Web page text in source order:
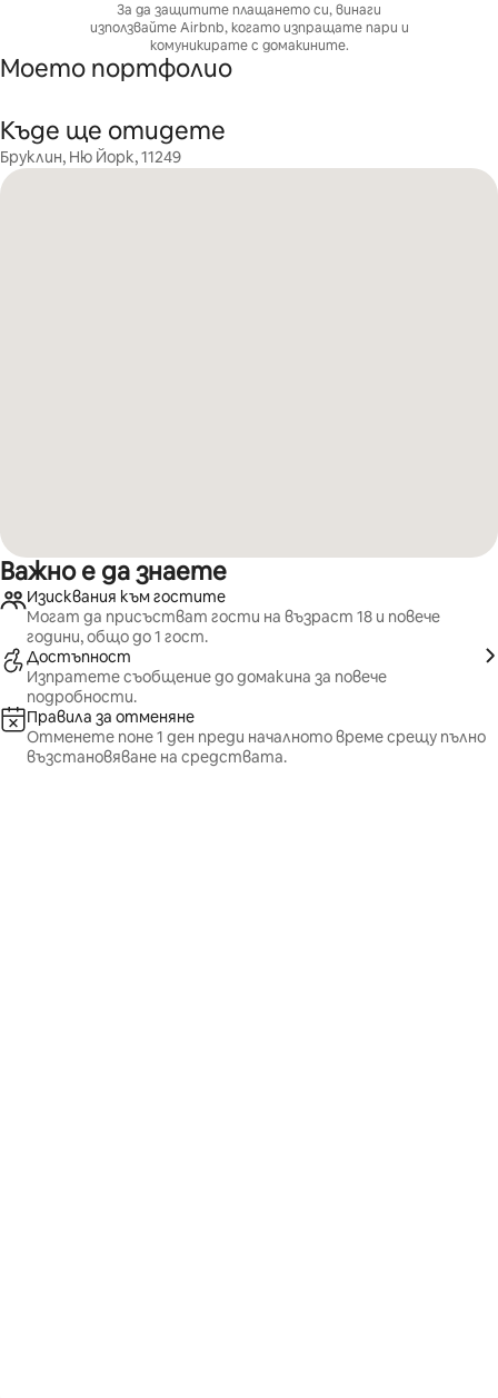
За да защитите плащането си, винаги
използвайте Airbnb, когато изпращате пари и
комуникирате с домакините.
Моето портфолио
Къде ще отидете
Бруклин, Ню Йорк, 11249
Важно е да знаете
Изисквания към гостите
Могат да присъстват гости на възраст 18 и повече
години, общо до 1 гост.
Достъпност
Изпратете съобщение до домакина за повече
подробности.
Правила за отменяне
Отменете поне 1 ден преди началното време срещу пълно
възстановяване на средствата.